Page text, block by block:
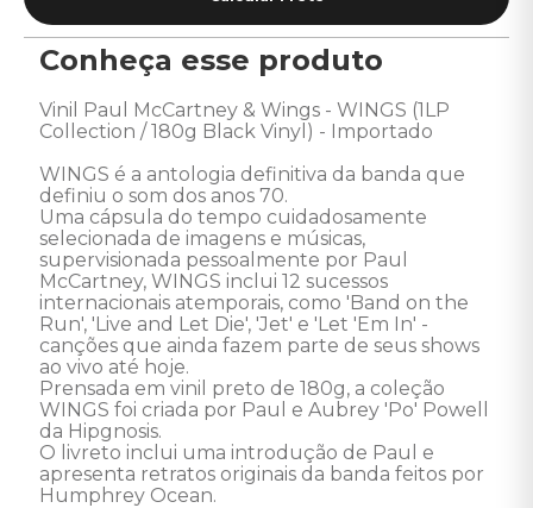
Conheça esse produto
Vinil Paul McCartney & Wings - WINGS (1LP
Collection / 180g Black Vinyl) - Importado
WINGS é a antologia definitiva da banda que
definiu o som dos anos 70.
Uma cápsula do tempo cuidadosamente
selecionada de imagens e músicas,
supervisionada pessoalmente por Paul
McCartney, WINGS inclui 12 sucessos
internacionais atemporais, como 'Band on the
Run', 'Live and Let Die', 'Jet' e 'Let 'Em In' -
canções que ainda fazem parte de seus shows
ao vivo até hoje.
Prensada em vinil preto de 180g, a coleção
WINGS foi criada por Paul e Aubrey 'Po' Powell
da Hipgnosis.
O livreto inclui uma introdução de Paul e
apresenta retratos originais da banda feitos por
Humphrey Ocean.